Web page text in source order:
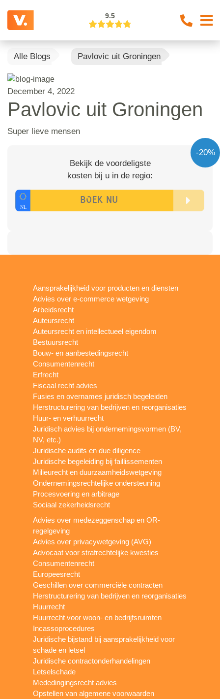
9.5
Alle Blogs Pavlovic uit Groningen
December 4, 2022
Pavlovic uit Groningen
Super lieve mensen
-20%
Bekijk de voordeligste
kosten bij u in de regio:
Aansprakelijkheid voor producten en diensten
Advies over e-commerce wetgeving
Arbeidsrecht
Auteursrecht
Auteursrecht en intellectueel eigendom
Bestuursrecht
Bouw- en aanbestedingsrecht
Consumentenrecht
Erfrecht
Fiscaal recht advies
Fusies en overnames juridisch begeleiden
Herstructurering van bedrijven en reorganisaties
Huur- en verhuurrecht
Juridisch advies bij ondernemingsvormen (BV,
NV, etc.)
Juridische audits en due diligence
Juridische begeleiding bij faillissementen
Milieurecht en duurzaamheidswetgeving
Ondernemingsrechtelijke ondersteuning
Procesvoering en arbitrage
Sociaal zekerheidsrecht
Advies over medezeggenschap en OR-
regelgeving
Advies over privacywetgeving (AVG)
Advocaat voor strafrechtelijke kwesties
Consumentenrecht
Europeesrecht
Geschillen over commerciële contracten
Herstructurering van bedrijven en reorganisaties
Huurrecht
Huurrecht voor woon- en bedrijfsruimten
Incassoprocedures
Juridische bijstand bij aansprakelijkheid voor
schade en letsel
Juridische contractonderhandelingen
Letselschade
Mededingingsrecht advies
Opstellen van algemene voorwaarden